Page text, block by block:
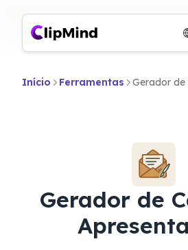
Início Ferramentas
Gerador de